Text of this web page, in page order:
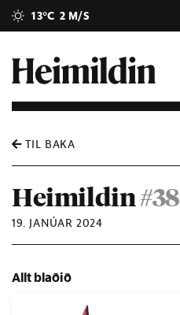
13°C 2 M/S
TIL BAKA
Heimildin#38
19. JANÚAR 2024
Allt blaðið